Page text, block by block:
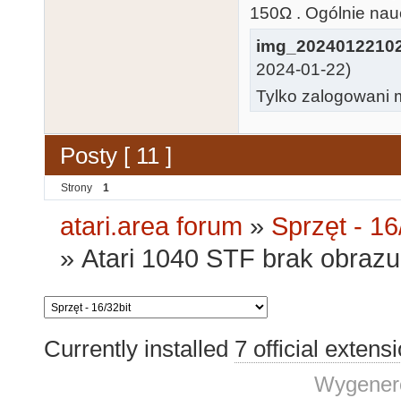
150Ω . Ogólnie
2024-01-22)
Tylko zalogowani
Posty [ 11 ]
Strony 1
atari.area forum » Sprzęt -
»Atari 1040 STF brak
Currently installed 7 official